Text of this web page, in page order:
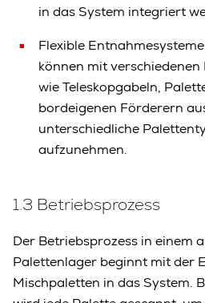
in das System integriert
Flexible
können mit
wie Teleskopgabeln,
bordeigenen Förderern
unterschiedliche
aufzunehmen.
1.3 Betriebsprozess
Der Betriebsprozess in einem
Palettenlager beginnt mit der
Mischpaletten in das System.